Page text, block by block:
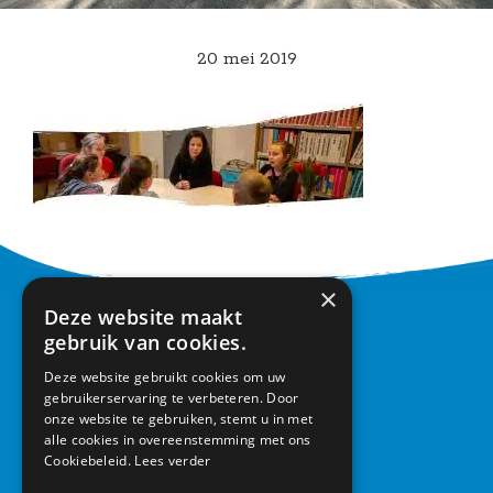
20 mei 2019
CONTACT
Basisschool Vroonestein
Lohengrinhof 15-17
3438 RA Nieuwegein
030 – 6037291
×
Deze website maakt
gebruik van cookies.
Deze website gebruikt cookies om uw
gebruikerservaring te verbeteren. Door
onze website te gebruiken, stemt u in met
alle cookies in overeenstemming met ons
Cookiebeleid. Lees verder